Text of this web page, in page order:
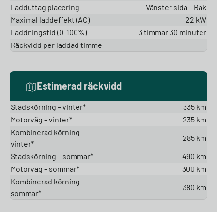
Ladduttag placering
Vänster sida – Bak
Maximal laddeffekt (AC)
22 kW
Laddningstid (0-100%)
3 timmar 30 minuter
Räckvidd per laddad timme
Estimerad räckvidd
Stadskörning – vinter*
335 km
Motorväg – vinter*
235 km
Kombinerad körning –
vinter*
285 km
Stadskörning – sommar*
490 km
Motorväg – sommar*
300 km
Kombinerad körning –
sommar*
380 km